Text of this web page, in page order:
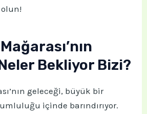
olun!
Bekliyor Bizi?
geleceği, büyük bir
içinde barındırıyor.